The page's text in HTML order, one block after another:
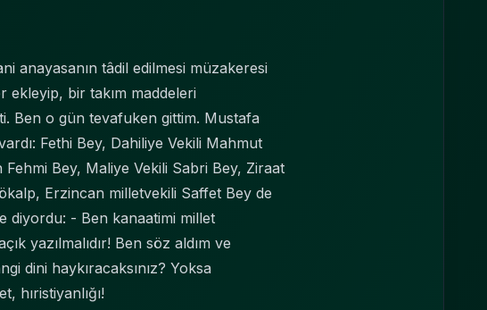
anayasanın tâdil edilmesi müzakeresi
ekleyip, bir takım maddeleri
Ben o gün tevafuken gittim. Mustafa
Fethi Bey, Dahiliye Vekili Mahmut
Bey, Maliye Vekili Sabri Bey, Ziraat
Erzincan milletvekili Saffet Bey de
diyordu: - Ben kanaatimi millet
yazılmalıdır! Ben söz aldım ve
dini haykıracaksınız? Yoksa
hıristiyanlığı!